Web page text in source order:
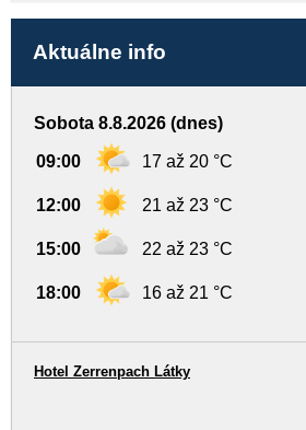
Aktuálne info
Sobota 8.8.2026 (dnes)
09:00 17 až 20 °C
12:00 21 až 23 °C
15:00 22 až 23 °C
18:00 16 až 21 °C
Hotel Zerrenpach Látky